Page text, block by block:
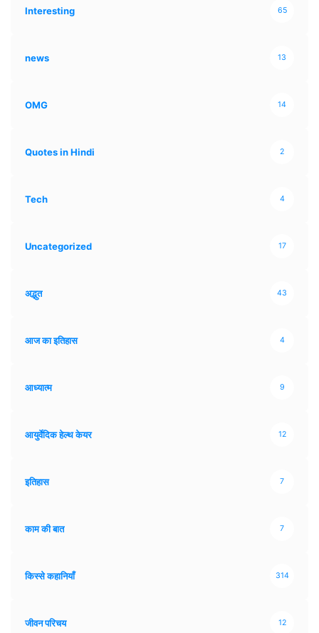
Interesting 65
news 13
OMG 14
Quotes in Hindi 2
Tech 4
Uncategorized 17
अद्भुत 43
आज का इतिहास 4
आध्यात्म 9
आयुर्वेदिक हेल्थ केयर 12
इतिहास 7
काम की बात 7
किस्से कहानियाँ 314
जीवन परिचय 12